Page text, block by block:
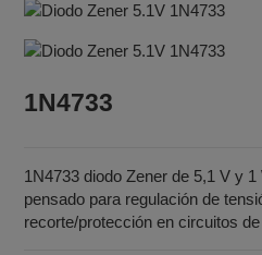
1N4733
1N4733 diodo Zener de 5,1 V y
pensado para regulación de
recorte/protección en circuitos